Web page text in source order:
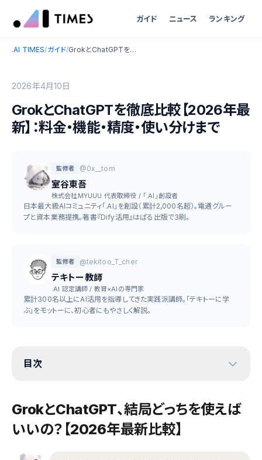
ガイド ニュース ランキング
.AI TIMES/ガイド/ GrokとChatGPTを徹底比較【2026年最新】：料金・機能・精度・使い分けまで
2026年4月10日
GrokとChatGPTを徹底比較【2026年最
新】：料金・機能・精度・使い分けまで
監修者 @0x__tom
室谷東吾
株式会社MYUUU 代表取締役 / 「.AI」創設者
日本最大級AIコミュニティ「.AI」を創設（累計2,000名超）。電通グルー
プと資本業務提携。著書『Dify活用』はぱる出版で3刷。
監修者 @tekitoo_T_cher
テキトー教師
.AI 認定講師 / 教育×AIの専門家
累計300名以上にAI活用を指導してきた実践派講師。「テキトーに学
ぶ」をモットーに、初心者にもやさしく解説。
目次
GrokとChatGPT、結局どっちを使えば
いいの？【2026年最新比較】